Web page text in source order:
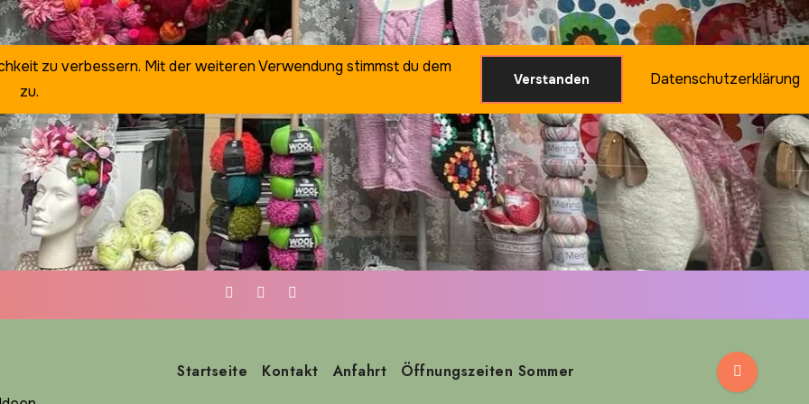
Startseite Kontakt Anfahrt Öffnungszeiten Sommer
zu verbessern. Mit der weiteren Verwendung stimmst du dem
zu.
Verstanden Datenschutzerklärung